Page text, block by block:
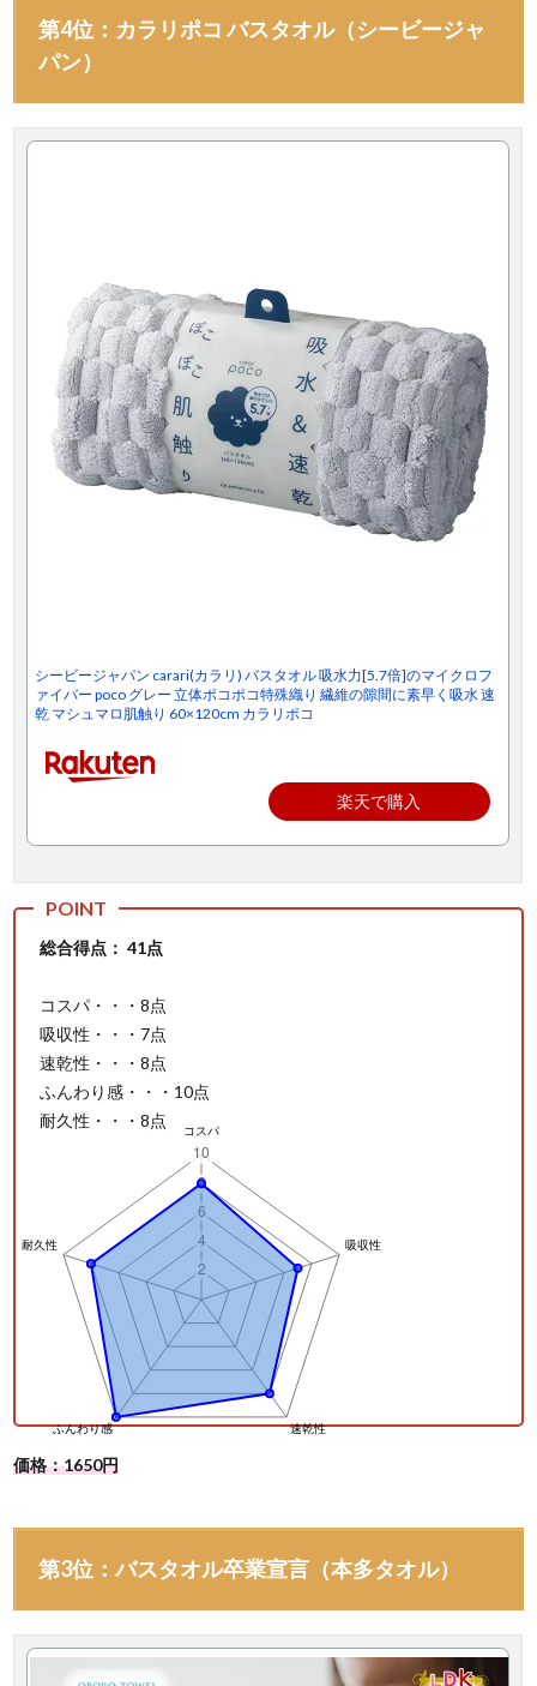
第4位：カラリポコ バスタオル（シービージャ
パン）
シービージャパン carari(カラリ) バスタオル 吸水力[5.7倍]のマイクロフ
ァイバー poco グレー 立体ポコポコ特殊織り 繊維の隙間に素早く吸水 速
乾 マシュマロ肌触り 60×120cm カラリポコ
楽天で購入
総合得点： 41点
コスパ・・・8点
吸収性・・・7点
速乾性・・・8点
ふんわり感・・・10点
耐久性・・・8点
価格：1650円
第3位：バスタオル卒業宣言（本多タオル）